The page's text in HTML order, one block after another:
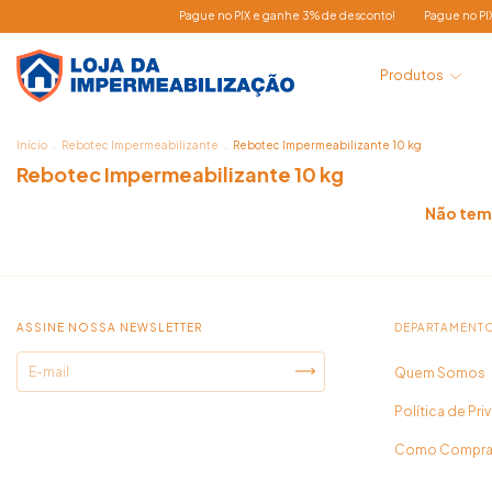
Pague no PIX e ganhe 3% de desconto! Pague no PIX
Produtos
Início Rebotec Impermeabilizante Rebotec Impermeabilizante 10 kg
Rebotec Impermeabilizante 10 kg
Não
ASSINE NOSSA NEWSLETTER
Quem Somos
Política de
Como